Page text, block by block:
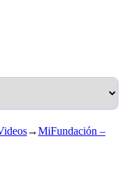
→MiFundación –